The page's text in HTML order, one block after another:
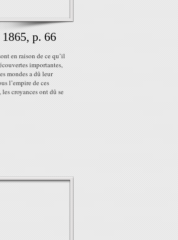
p. 66
en raison de ce qu’il
importantes,
mondes a dû leur
l’empire de ces
croyances ont dû se